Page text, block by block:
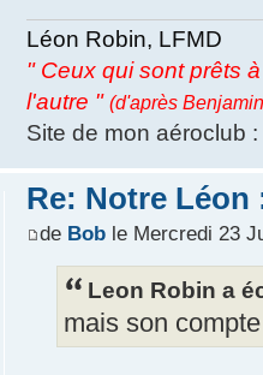
Léon Robin, LFMD
" Ceux qui sont prêts
l'autre " (d'après
Site de mon aéroclub :
Re: Notre Léon
de Boble Mercredi 23
Leon Robin a
mais son